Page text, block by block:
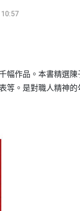
幅作品。本書精選
。是對職人精神的